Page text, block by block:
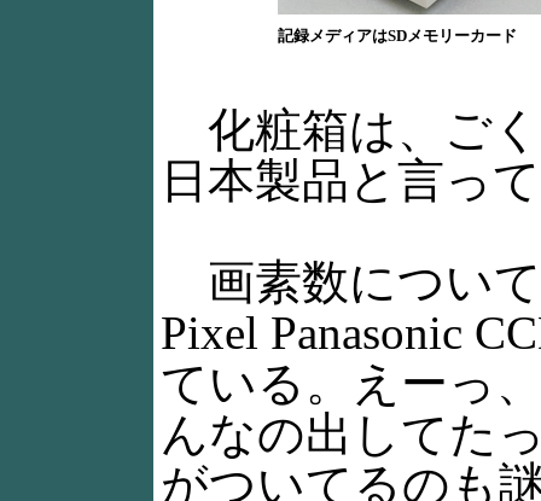
記録メディアはSDメモリーカード
化粧箱は、ご
日本製品と言っ
画素数について
Pixel Panasonic
ている。えーっ
んなの出してた
がついてるのも